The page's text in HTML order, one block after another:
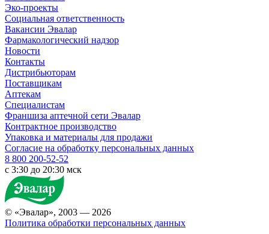
Эко-проекты
Социальная ответственность
Вакансии Эвалар
Фармакологический надзор
Новости
Контакты
Дистрибьюторам
Поставщикам
Аптекам
Специалистам
Франшиза аптечной сети Эвалар
Контрактное производство
Упаковка и материалы для продажи
Согласие на обработку персональных данных
8 800 200-52-52
c 3:30 до 20:30 мск
© «Эвалар», 2003 — 2026
Политика обработки персональных данных